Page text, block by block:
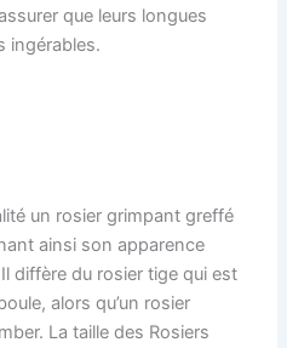
que leurs longues
ingérables.
un rosier grimpant greffé
ainsi son apparence
diffère du rosier tige qui est
alors qu’un rosier
La taille des Rosiers